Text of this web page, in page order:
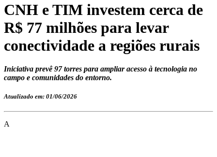
CNH e TIM investem cerca de
R$ 77 milhões para levar
conectividade a regiões rurais
Iniciativa prevê 97 torres para ampliar acesso à tecnologia no
campo e comunidades do entorno.
Atualizado em: 01/06/2026
A